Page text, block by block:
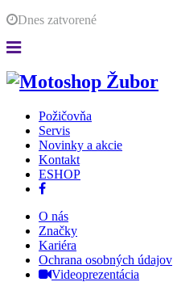
Dnes zatvorené
Požičovňa
Servis
Novinky a akcie
Kontakt
ESHOP
O nás
Značky
Kariéra
Ochrana osobných údajov
Videoprezentácia